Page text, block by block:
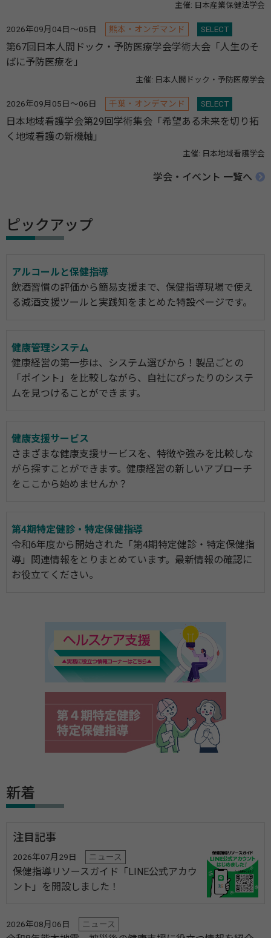
主催: 日本産業保健法学会
2026年09月04日～05日 熊本・オンデマンド SELECT
第67回日本人間ドック・予防医療学会学術大会「人生のそ
ばに予防医療を」
主催: 日本人間ドック・予防医療学会
2026年09月05日～06日 千葉・オンデマンド SELECT
日本地域看護学会第29回学術集会「希望ある未来を切り拓
く地域看護の新機軸」
主催: 日本地域看護学会
学会・イベント 一覧へ
ピックアップ
アルコールと保健指導
飲酒習慣の評価から簡易支援まで、保健指導現場で使え
る減酒支援ツールと実践知をまとめた特設ページです。
健康管理システム
健康経営の第一歩は、システム選びから！製品ごとの
「ポイント」を比較しながら、自社にぴったりのシステ
ムを見つけることができます。
健康支援サービス
さまざまな健康支援サービスを、特徴や強みを比較しな
がら探すことができます。健康経営の新しいアプローチ
をここから始めませんか？
第4期特定健診・特定保健指導
令和6年度から開始された「第4期特定健診・特定保健指
導」関連情報をとりまとめています。最新情報の確認に
お役立てください。
新着
注目記事
2026年07月29日 ニュース
保健指導リソースガイド「LINE公式アカウ
ント」を開設しました！
2026年08月06日 ニュース